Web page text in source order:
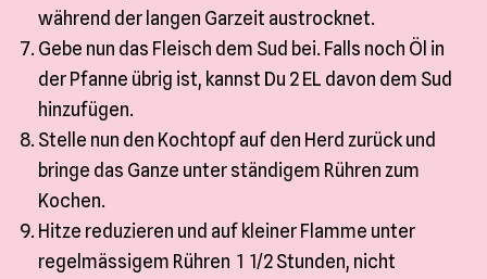
während der langen Garzeit austrocknet.
Gebe nun das Fleisch dem Sud bei. Falls noch Öl in
der Pfanne übrig ist, kannst Du 2 EL davon dem Sud
hinzufügen.
Stelle nun den Kochtopf auf den Herd zurück und
bringe das Ganze unter ständigem Rühren zum
Kochen.
Hitze reduzieren und auf kleiner Flamme unter
regelmässigem Rühren 1 1/2 Stunden, nicht